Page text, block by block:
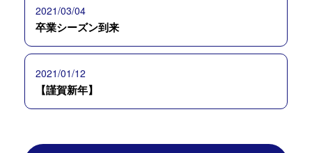
2021/03/04
卒業シーズン到来
2021/01/12
【謹賀新年】